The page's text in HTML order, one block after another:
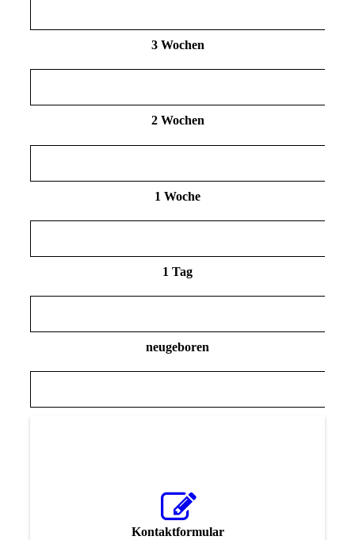
3 Wochen
2 Wochen
1 Woche
1 Tag
neugeboren
Kontaktformular